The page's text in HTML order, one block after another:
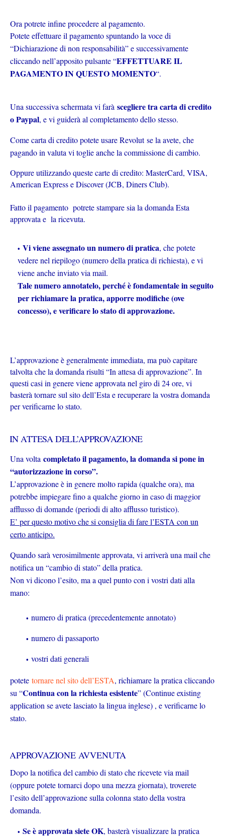
Ora potrete infine procedere al pagamento.
Potete effettuare il pagamento spuntando la voce di
“Dichiarazione di non responsabilità” e successivamente
cliccando nell’apposito pulsante “EFFETTUARE IL
PAGAMENTO IN QUESTO MOMENTO“.
Una successiva schermata vi farà scegliere tra carta di credito
o Paypal, e vi guiderà al completamento dello stesso.
Come carta di credito potete usare Revolut se la avete, che
pagando in valuta vi toglie anche la commissione di cambio.
Oppure utilizzando queste carte di credito: MasterCard, VISA,
American Express e Discover (JCB, Diners Club).
Fatto il pagamento potrete stampare sia la domanda Esta
approvata e la ricevuta.
Vi viene assegnato un numero di pratica, che potete
vedere nel riepilogo (numero della pratica di richiesta), e vi
viene anche inviato via mail.
Tale numero annotatelo, perché è fondamentale in seguito
per richiamare la pratica, apporre modifiche (ove
concesso), e verificare lo stato di approvazione.
L’approvazione è generalmente immediata, ma può capitare
talvolta che la domanda risulti “In attesa di approvazione”. In
questi casi in genere viene approvata nel giro di 24 ore, vi
basterà tornare sul sito dell’Esta e recuperare la vostra domanda
per verificarne lo stato.
IN ATTESA DELL’APPROVAZIONE
Una volta completato il pagamento, la domanda si pone in
“autorizzazione in corso”.
L’approvazione è in genere molto rapida (qualche ora), ma
potrebbe impiegare fino a qualche giorno in caso di maggior
afflusso di domande (periodi di alto afflusso turistico).
E’ per questo motivo che si consiglia di fare l’ESTA con un
certo anticipo.
Quando sarà verosimilmente approvata, vi arriverà una mail che
notifica un “cambio di stato” della pratica.
Non vi dicono l’esito, ma a quel punto con i vostri dati alla
mano:
numero di pratica (precedentemente annotato)
numero di passaporto
vostri dati generali
potete tornare nel sito dell’ESTA, richiamare la pratica cliccando
su “Continua con la richiesta esistente” (Continue existing
application se avete lasciato la lingua inglese) , e verificarne lo
stato.
APPROVAZIONE AVVENUTA
Dopo la notifica del cambio di stato che ricevete via mail
(oppure potete tornarci dopo una mezza giornata), troverete
l’esito dell’approvazione sulla colonna stato della vostra
domanda.
Se è approvata siete OK, basterà visualizzare la pratica